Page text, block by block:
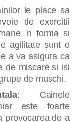
le place sa
de exercitii
in forma si
agilitate sunt o
a va asigura ca
de miscare si isi
de muschi.
: Cainele
este foarte
provocarea de a